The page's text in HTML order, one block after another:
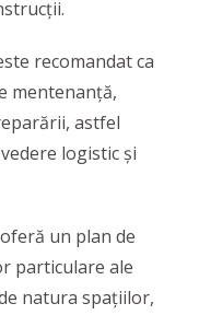
recomandat ca
mentenanță,
astfel
logistic și
un plan de
particulare ale
natura spaţiilor,